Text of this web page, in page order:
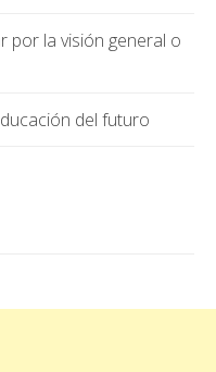
por la visión general o
del futuro